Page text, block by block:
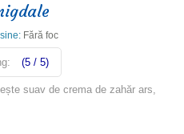
Fără foc
(5 / 5)
suav de crema de zahăr ars,